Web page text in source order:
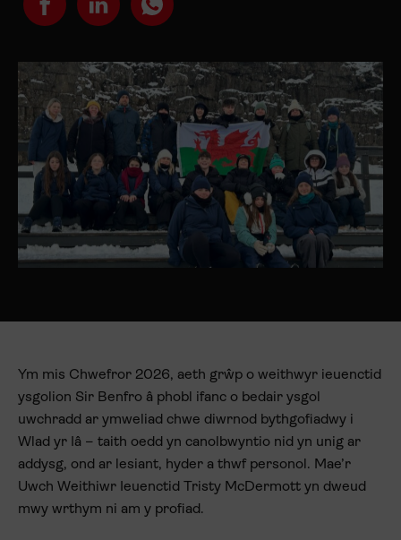
Ym mis Chwefror 2026, aeth grŵp o weithwyr ieuenctid
ysgolion Sir Benfro â phobl ifanc o bedair ysgol
uwchradd ar ymweliad chwe diwrnod bythgofiadwy i
Wlad yr Iâ – taith oedd yn canolbwyntio nid yn unig ar
addysg, ond ar lesiant, hyder a thwf personol. Mae’r
Uwch Weithiwr Ieuenctid Tristy McDermott yn dweud
mwy wrthym ni am y profiad.